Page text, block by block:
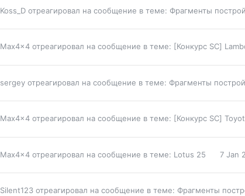
Koss_D отреагировал на сообщение в теме: Фрагменты
Max4x4 отреагировал на сообщение в теме: [Конкурс SC]
sergey отреагировал на сообщение в теме: Фрагменты
Max4x4 отреагировал на сообщение в теме: [Конкурс SC]
Max4x4 отреагировал на сообщение в теме: Lotus 25 7 Jan
Silent123 отреагировал на сообщение в теме: Фрагменты